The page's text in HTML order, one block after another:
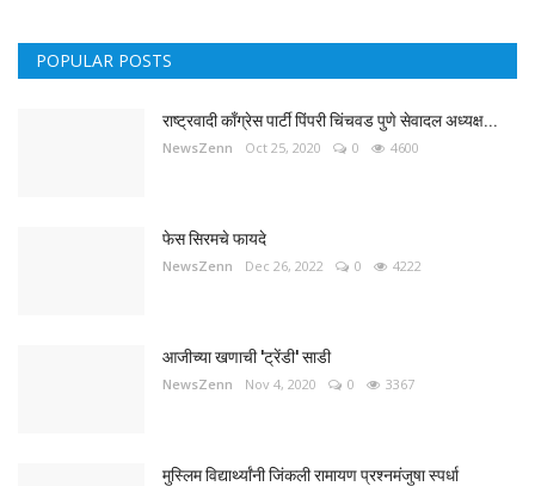
POPULAR POSTS
राष्ट्रवादी काँग्रेस पार्टी पिंपरी चिंचवड पुणे सेवादल अध्यक्ष...
NewsZenn Oct 25, 2020 0 4600
फेस सिरमचे फायदे
NewsZenn Dec 26, 2022 0 4222
आजीच्या खणाची 'ट्रेंडी' साडी
NewsZenn Nov 4, 2020 0 3367
मुस्लिम विद्यार्थ्यांनी जिंकली रामायण प्रश्नमंजुषा स्पर्धा